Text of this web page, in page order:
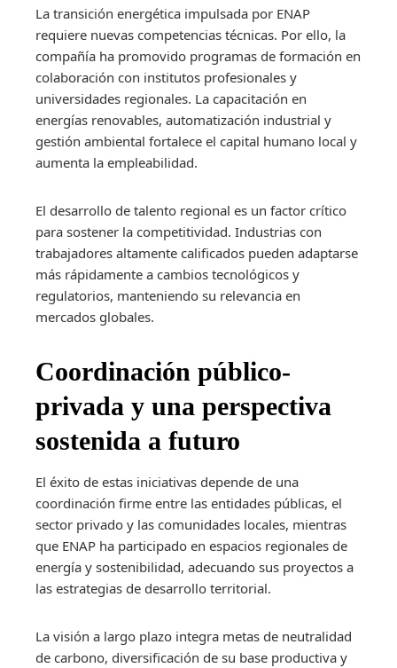
La transición energética impulsada por ENAP
requiere nuevas competencias técnicas. Por ello, la
compañía ha promovido programas de formación en
colaboración con institutos profesionales y
universidades regionales. La capacitación en
energías renovables, automatización industrial y
gestión ambiental fortalece el capital humano local y
aumenta la empleabilidad.
El desarrollo de talento regional es un factor crítico
para sostener la competitividad. Industrias con
trabajadores altamente calificados pueden adaptarse
más rápidamente a cambios tecnológicos y
regulatorios, manteniendo su relevancia en
mercados globales.
Coordinación público-
privada y una perspectiva
sostenida a futuro
El éxito de estas iniciativas depende de una
coordinación firme entre las entidades públicas, el
sector privado y las comunidades locales, mientras
que ENAP ha participado en espacios regionales de
energía y sostenibilidad, adecuando sus proyectos a
las estrategias de desarrollo territorial.
La visión a largo plazo integra metas de neutralidad
de carbono, diversificación de su base productiva y